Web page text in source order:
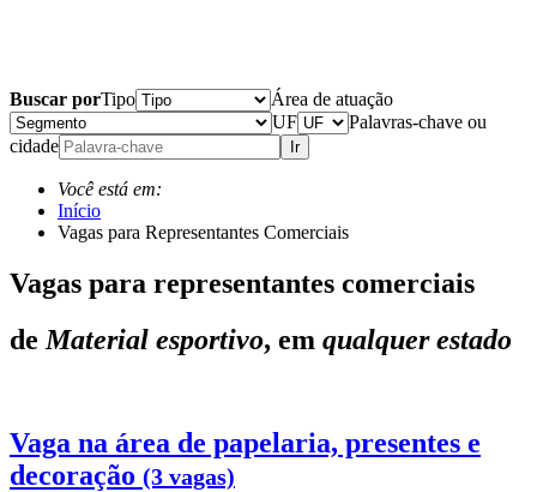
Buscar porTipo
Área de atuação
UF
Palavras-chave ou
cidade
Ir
Você está em:
Início
Vagas para Representantes Comerciais
Vagas para representantes comerciais
de Material esportivo, em qualquer estado
Vaga na área de papelaria, presentes e
decoração (3 vagas)